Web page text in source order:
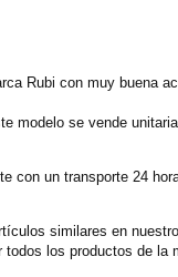
Rubi con muy buena
modelo se vende
con un transporte 24
similares en
los productos de